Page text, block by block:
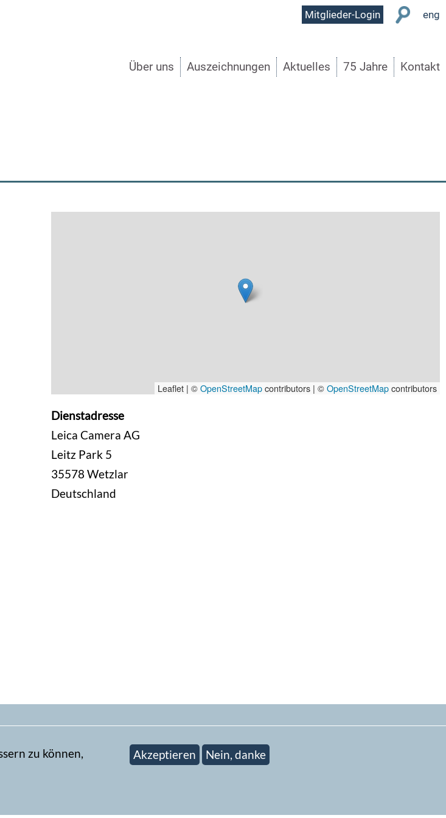
User
Mitglieder-Login eng
Über uns Auszeichnungen Aktuelles 75 Jahre Kontakt
Leaflet | ©OpenStreetMapcontributors | ©OpenStreetMapcontributors
Dienstadresse
Leica Camera AG
Leitz Park 5
35578 Wetzlar
Deutschland
Newsletter abonnieren
zu können,
Akzeptieren Nein, danke